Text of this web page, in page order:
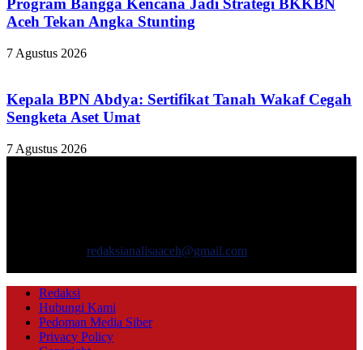
Program Bangga Kencana Jadi Strategi BKKBN
Aceh Tekan Angka Stunting
7 Agustus 2026
Kepala BPN Abdya: Sertifikat Tanah Wakaf Cegah
Sengketa Aset Umat
7 Agustus 2026
redaksianalisaaceh@gmail.com
Redaksi
Hubungi Kami
Pedoman Media Siber
Privacy Policy